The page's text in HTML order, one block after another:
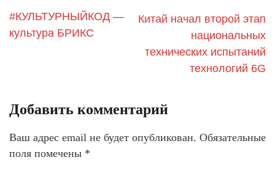
#КУЛЬТУРНЫЙКОД —
культура БРИКС
Китай начал второй этап
национальных
технических испытаний
технологий 6G
Добавить комментарий
Ваш адрес email не будет опубликован. Обязательные
поля помечены *